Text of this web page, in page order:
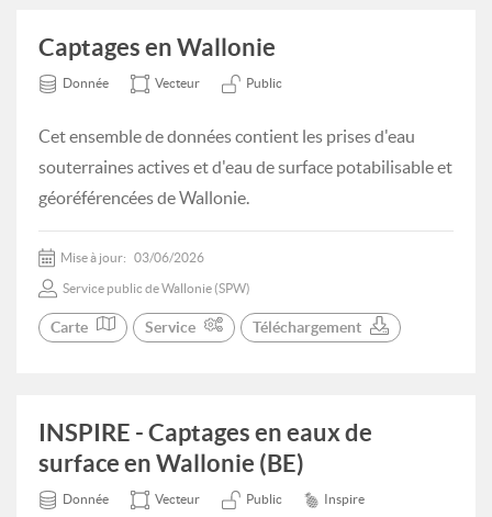
Captages en Wallonie
Donnée Vecteur Public
Cet ensemble de données contient les prises d'eau
souterraines actives et d'eau de surface potabilisable et
géoréférencées de Wallonie.
Mise à jour: 03/06/2026
Service public de Wallonie (SPW)
Carte Service Téléchargement
INSPIRE - Captages en eaux de
surface en Wallonie (BE)
Donnée Vecteur Public Inspire